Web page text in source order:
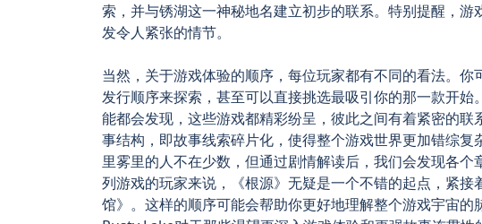
索，并与锈湖这一神秘地名建立初步的联系。特别提醒，
发令人紧张的情节。
当然，关于游戏体验的顺序，每位玩家都有不同的看法。
发行顺序来探索，甚至可以直接挑选最吸引你的那一款开
能都会发现，这些游戏都精彩纷呈，彼此之间有着紧密的
事结构，即故事线索碎片化，使得整个游戏世界更加错综
里雾里的人不在少数，但通过剧情解读后，我们会发现各
列游戏的玩家来说，《根源》无疑是一个不错的起点，紧
馆》。这样的顺序可能会帮助你更好地理解整个游戏宇宙的